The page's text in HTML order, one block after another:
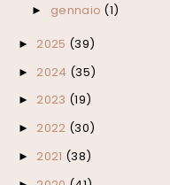
► gennaio (1)
► 2025 (39)
► 2024 (35)
► 2023 (19)
► 2022 (30)
► 2021 (38)